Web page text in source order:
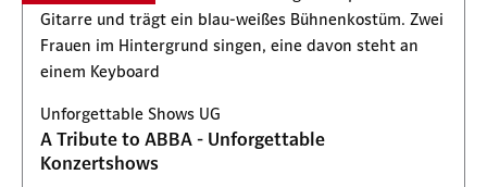
Unforgettable Shows UG
A Tribute to ABBA - Unforgettable
Konzertshows